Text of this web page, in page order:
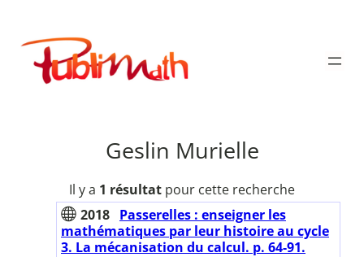
contenu
Publimath
Geslin Murielle
Il y a 1 résultat pour cette recherche
2018 Passerelles : enseigner les
mathématiques par leur histoire au cycle
3. La mécanisation du calcul. p. 64-91.